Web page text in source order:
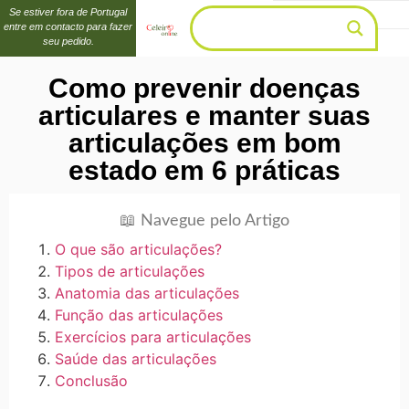
Se estiver fora de Portugal
entre em contacto para fazer
seu pedido.
Como prevenir doenças
articulares e manter suas
articulações em bom
estado em 6 práticas
📖 Navegue pelo Artigo
O que são articulações?
Tipos de articulações
Anatomia das articulações
Função das articulações
Exercícios para articulações
Saúde das articulações
Conclusão